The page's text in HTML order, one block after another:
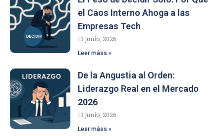
el Caos Interno Ahoga a las
Empresas Tech
13 junio, 2026
Leer máss »
De la Angustia al Orden:
Liderazgo Real en el Mercado
2026
13 junio, 2026
Leer máss »